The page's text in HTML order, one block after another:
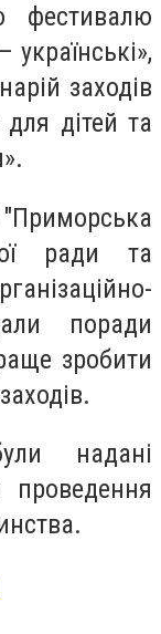
фестивалю
заходів
дітей та
ради та
поради
зробити
надані
проведення